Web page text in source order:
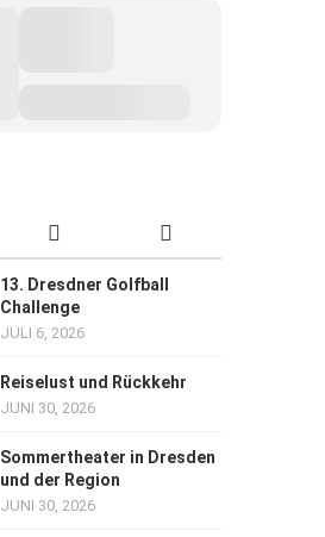
13. Dresdner Golfball
Challenge
JULI 6, 2026
Reiselust und Rückkehr
JUNI 30, 2026
Sommertheater in Dresden
und der Region
JUNI 30, 2026